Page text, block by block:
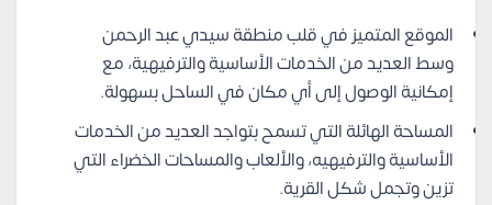
الموقع المتميز في قلب منطقة سيدي عبد الرحمن
وسط العديد من الخدمات الأساسية والترفيهية، مع
إمكانية الوصول إلى أي مكان في الساحل بسهولة.
المساحة الهائلة التي تسمح بتواجد العديد من الخدمات
الأساسية والترفيهيه، والألعاب والمساحات الخضراء التي
تزين وتجمل شكل القرية.